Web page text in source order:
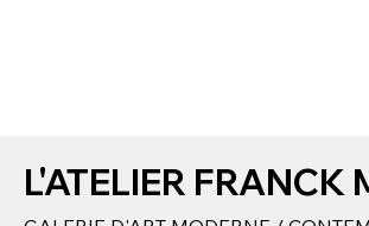
L'ATELIER FRANCK